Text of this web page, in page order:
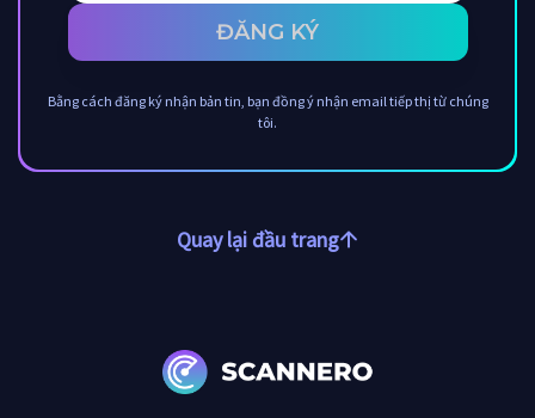
ĐĂNG KÝ
Bằng cách đăng ký nhận bản tin, bạn đồng ý nhận email tiếp thị từ chúng
tôi.
Quay lại đầu trang